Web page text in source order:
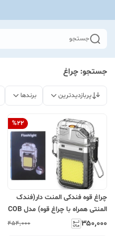
جستجو
جستجو: چراغ
پربازدیدترین برندها
%22
چراغ قوه فندکی المنت دار(فندک
المنتی همراه با چراغ قوه) مدل COB
۳۵۰٬۰۰۰ ۴۵۴٬۰۰۰